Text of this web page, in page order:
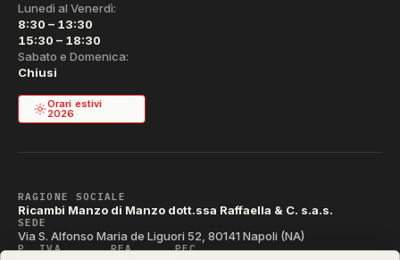
Lunedì al Venerdì:
8:30 – 13:30
15:30 – 18:30
Sabato e Domenica:
Chiusi
Orari estivi
2026
RAGIONE SOCIALE
Ricambi Manzo di Manzo dott.ssa Raffaella & C. s.a.s.
SEDE
Via S. Alfonso Maria de Liguori 52, 80141 Napoli (NA)
P. IVA REA PEC